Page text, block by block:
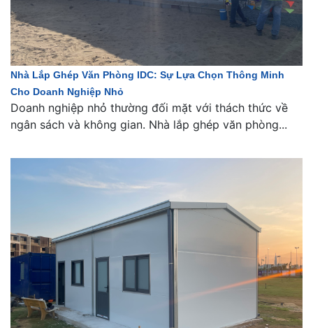
Nhà Lắp Ghép Văn Phòng IDC: Sự Lựa Chọn Thông Minh
Cho Doanh Nghiệp Nhỏ
Doanh nghiệp nhỏ thường đối mặt với thách thức về
ngân sách và không gian. Nhà lắp ghép văn phòng...